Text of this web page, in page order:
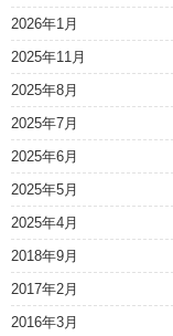
2026年1月
2025年11月
2025年8月
2025年7月
2025年6月
2025年5月
2025年4月
2018年9月
2017年2月
2016年3月